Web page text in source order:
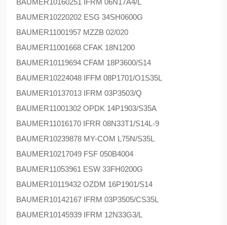
BAUMER10160251 IFRM 06N17A4/L
BAUMER10220202 ESG 34SH0600G
BAUMER11001957 MZZB 02/020
BAUMER11001668 CFAK 18N1200
BAUMER10119694 CFAM 18P3600/S14
BAUMER10224048 IFFM 08P1701/O1S35L
BAUMER10137013 IFRM 03P3503/Q
BAUMER11001302 OPDK 14P1903/S35A
BAUMER11016170 IFRR 08N33T1/S14L-9
BAUMER10239878 MY-COM L75N/S35L
BAUMER10217049 FSF 050B4004
BAUMER11053961 ESW 33FH0200G
BAUMER10119432 OZDM 16P1901/S14
BAUMER10142167 IFRM 03P3505/CS35L
BAUMER10145939 IFRM 12N33G3/L